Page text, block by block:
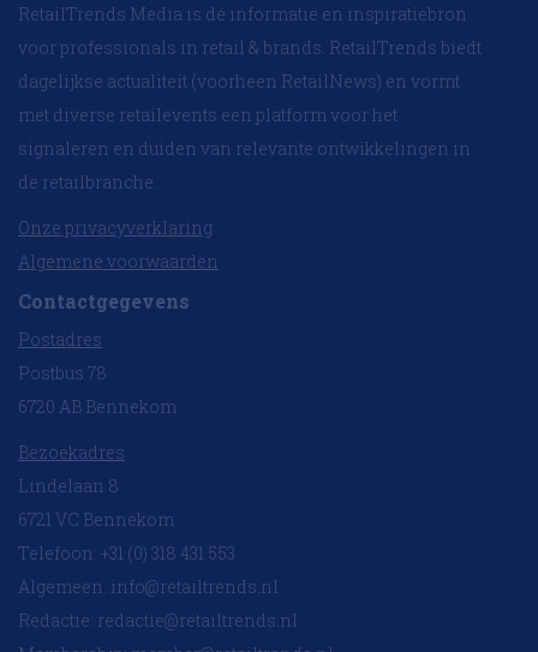
RetailTrends Media is dé informatie en inspiratiebron
voor professionals in retail & brands. RetailTrends biedt
dagelijkse actualiteit (voorheen RetailNews) en vormt
met diverse retailevents een platform voor het
signaleren en duiden van relevante ontwikkelingen in
de retailbranche.
Onze privacyverklaring
Algemene voorwaarden
Contactgegevens
Postadres
Postbus 78
6720 AB Bennekom
Bezoekadres
Lindelaan 8
6721 VC Bennekom
Telefoon: +31 (0) 318 431 553
Algemeen: info@retailtrends.nl
Redactie: redactie@retailtrends.nl